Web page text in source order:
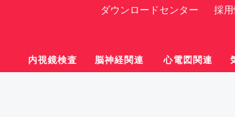
内視鏡検査 脳神経関連 心電図関連
ダウンロードセンター 採